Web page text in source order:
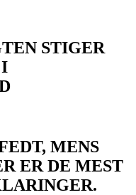
STIGER
MENS
ER DE MEST